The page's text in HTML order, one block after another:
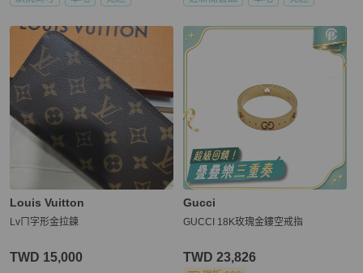
Louis Vuitton
Lvㄇ字形金拉鍊
TWD 15,000
Gucci
GUCCI 18K玫瑰金鏤空戒指
TWD 23,826